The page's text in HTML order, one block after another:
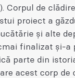
Corpul de
proiect a
și alte
finalizat și-a
parte din
acest corp de